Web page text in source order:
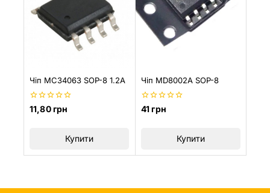
Чіп MC34063 SOP-8 1.2A
0
11,80грн
Купити
Чіп MD8002A SOP-8
0
41грн
Купити